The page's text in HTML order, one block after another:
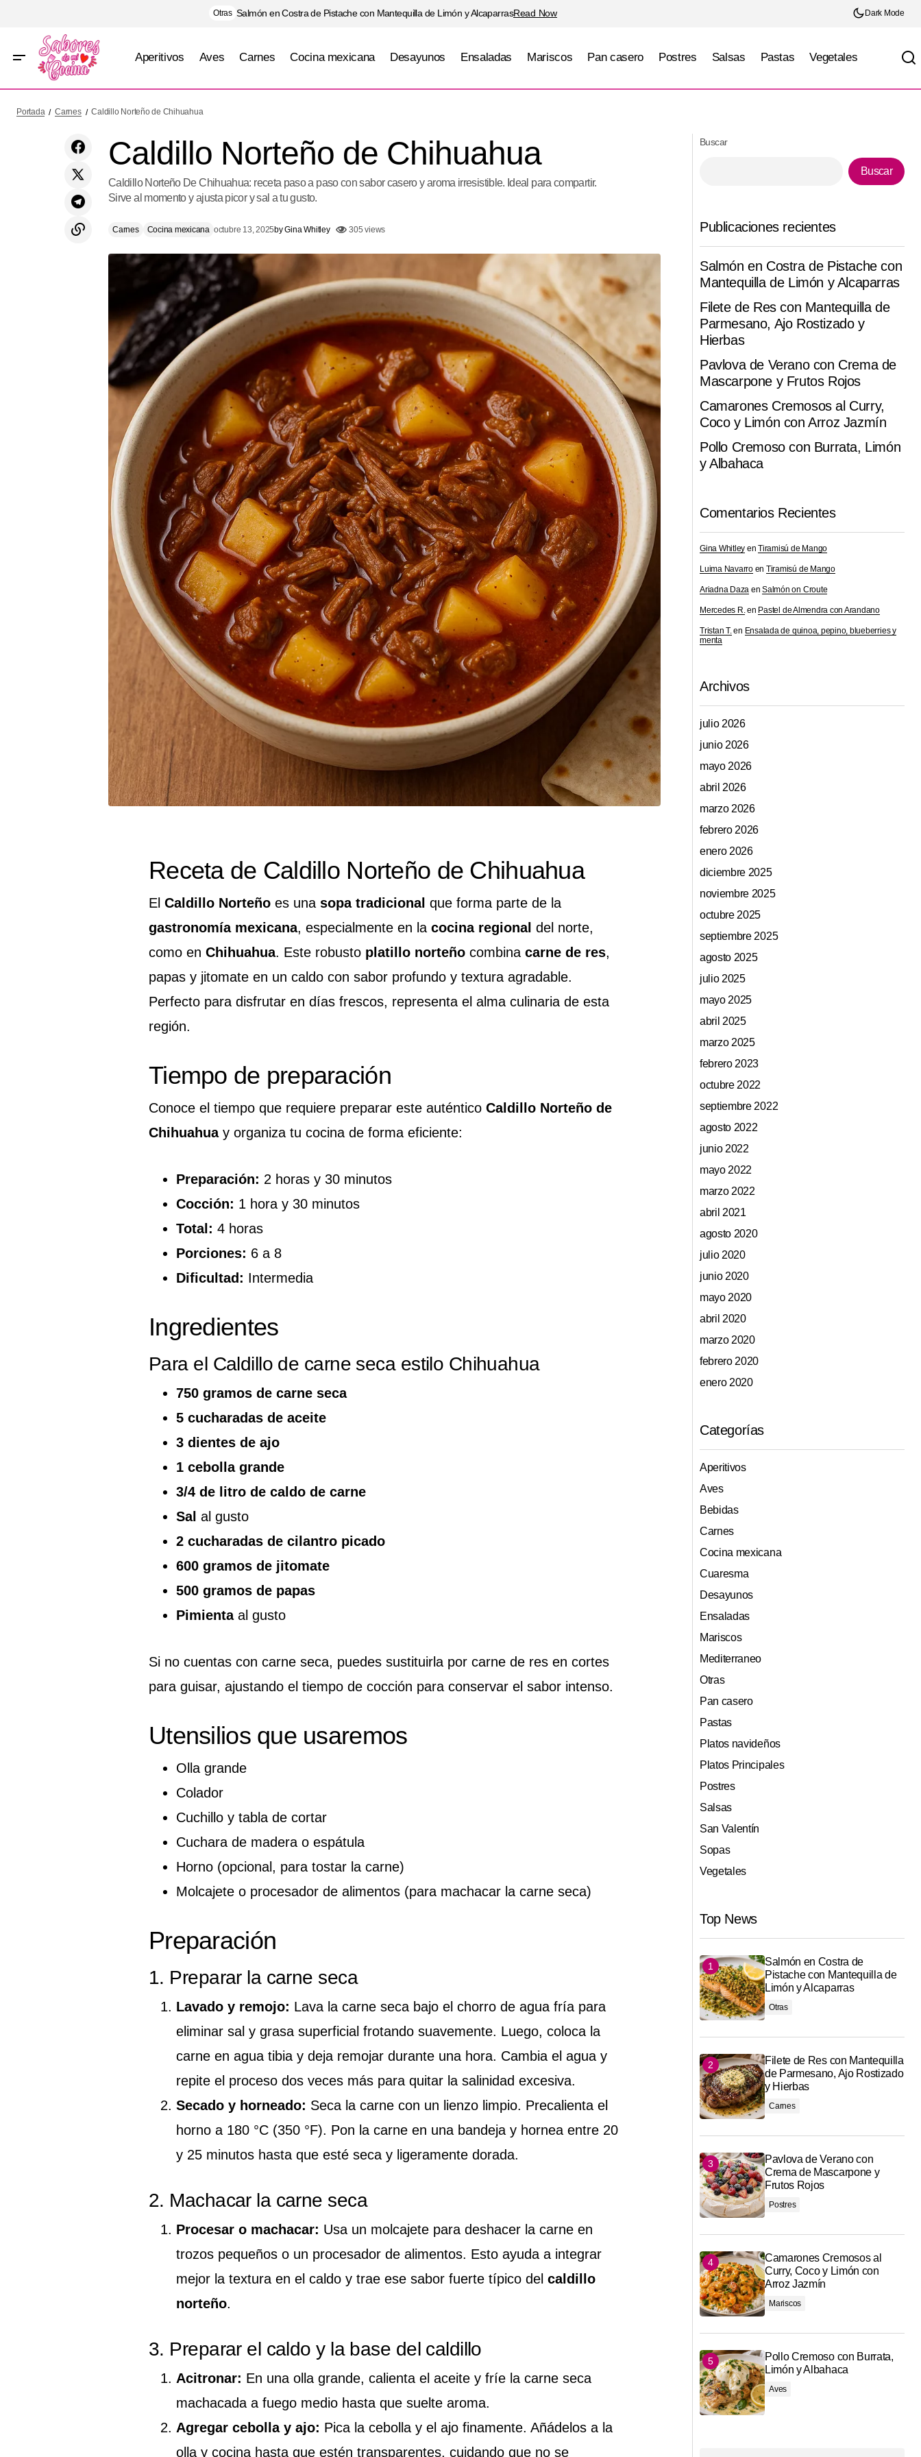
Otras Salmón en Costra de Pistache con Mantequilla de Limón y AlcaparrasRead Now Dark Mode
Aperitivos Aves Carnes Cocina mexicana Desayunos Ensaladas Mariscos Pan casero Postres Salsas Pastas Vegetales
Cochito Horneado (Chiapas)
Portada Carnes Caldillo Norteño de Chihuahua
Caldillo Norteño de Chihuahua
Caldillo Norteño De Chihuahua: receta paso a paso con sabor casero y aroma irresistible. Ideal para compartir.
Sirve al momento y ajusta picor y sal a tu gusto.
Carnes Cocina mexicana octubre 13, 2025byGina Whitley 305 views
Receta de Caldillo Norteño de Chihuahua
El Caldillo Norteño es una sopa tradicional que forma parte de la
gastronomía mexicana, especialmente en la cocina regional del norte,
como en Chihuahua. Este robusto platillo norteño combina carne de res,
papas y jitomate en un caldo con sabor profundo y textura agradable.
Perfecto para disfrutar en días frescos, representa el alma culinaria de esta
región.
Tiempo de preparación
Conoce el tiempo que requiere preparar este auténtico Caldillo Norteño de
Chihuahuay organiza tu cocina de forma eficiente:
Preparación: 2 horas y 30 minutos
Cocción: 1 hora y 30 minutos
Total: 4 horas
Porciones: 6 a 8
Dificultad: Intermedia
Ingredientes
Para el Caldillo de carne seca estilo Chihuahua
750 gramos de carne seca
5 cucharadas de aceite
3 dientes de ajo
1 cebolla grande
3/4 de litro de caldo de carne
Sal al gusto
2 cucharadas de cilantro picado
600 gramos de jitomate
500 gramos de papas
Pimientaal gusto
Si no cuentas con carne seca, puedes sustituirla por carne de res en cortes
para guisar, ajustando el tiempo de cocción para conservar el sabor intenso.
Utensilios que usaremos
Olla grande
Colador
Cuchillo y tabla de cortar
Cuchara de madera o espátula
Horno (opcional, para tostar la carne)
Molcajete o procesador de alimentos (para machacar la carne seca)
Preparación
1. Preparar la carne seca
Lavado y remojo: Lava la carne seca bajo el chorro de agua fría para
eliminar sal y grasa superficial frotando suavemente. Luego, coloca la
carne en agua tibia y deja remojar durante una hora. Cambia el agua y
repite el proceso dos veces más para quitar la salinidad excesiva.
Secado y horneado: Seca la carne con un lienzo limpio. Precalienta el
horno a 180 °C (350 °F). Pon la carne en una bandeja y hornea entre 20
y 25 minutos hasta que esté seca y ligeramente dorada.
2. Machacar la carne seca
Procesar o machacar: Usa un molcajete para deshacer la carne en
trozos pequeños o un procesador de alimentos. Esto ayuda a integrar
mejor la textura en el caldo y trae ese sabor fuerte típico del caldillo
norteño.
3. Preparar el caldo y la base del caldillo
Acitronar: En una olla grande, calienta el aceite y fríe la carne seca
machacada a fuego medio hasta que suelte aroma.
Agregar cebolla y ajo: Pica la cebolla y el ajo finamente. Añádelos a la
olla y cocina hasta que estén transparentes, cuidando que no se
Buscar
Buscar
Publicaciones recientes
Salmón en Costra de Pistache con
Mantequilla de Limón y Alcaparras
Filete de Res con Mantequilla de
Parmesano, Ajo Rostizado y
Hierbas
Pavlova de Verano con Crema de
Mascarpone y Frutos Rojos
Camarones Cremosos al Curry,
Coco y Limón con Arroz Jazmín
Pollo Cremoso con Burrata, Limón
y Albahaca
Comentarios Recientes
Gina Whitley enTiramisú de Mango
Luima Navarroen Tiramisú de Mango
Ariadna Daza enSalmón on Croute
Mercedes R.en Pastel de Almendra con Arandano
Tristan T.en Ensalada de quinoa, pepino, blueberries y
menta
Archivos
julio 2026
junio 2026
mayo 2026
abril 2026
marzo 2026
febrero 2026
enero 2026
diciembre 2025
noviembre 2025
octubre 2025
septiembre 2025
agosto 2025
julio 2025
mayo 2025
abril 2025
marzo 2025
febrero 2023
octubre 2022
septiembre 2022
agosto 2022
junio 2022
mayo 2022
marzo 2022
abril 2021
agosto 2020
julio 2020
junio 2020
mayo 2020
abril 2020
marzo 2020
febrero 2020
enero 2020
Categorías
Aperitivos
Aves
Bebidas
Carnes
Cocina mexicana
Cuaresma
Desayunos
Ensaladas
Mariscos
Mediterraneo
Otras
Pan casero
Pastas
Platos navideños
Platos Principales
Postres
Salsas
San Valentín
Sopas
Vegetales
Top News
Salmón en Costra de
Pistache con Mantequilla de
Limón y Alcaparras
Otras
Filete de Res con Mantequilla
de Parmesano, Ajo Rostizado
y Hierbas
Carnes
Pavlova de Verano con
Crema de Mascarpone y
Frutos Rojos
Postres
Camarones Cremosos al
Curry, Coco y Limón con
Arroz Jazmín
Mariscos
Pollo Cremoso con Burrata,
Limón y Albahaca
Aves